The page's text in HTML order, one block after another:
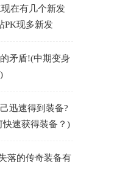
在有几个新发
PK现多新发
矛盾!(中期变身
迅速得到装备?
快速获得装备？)
落的传奇装备有